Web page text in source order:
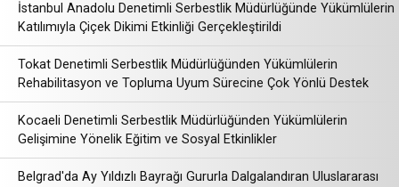
İstanbul Anadolu Denetimli Serbestlik Müdürlüğünde Yükümlülerin
Katılımıyla Çiçek Dikimi Etkinliği Gerçekleştirildi
Tokat Denetimli Serbestlik Müdürlüğünden Yükümlülerin
Rehabilitasyon ve Topluma Uyum Sürecine Çok Yönlü Destek
Kocaeli Denetimli Serbestlik Müdürlüğünden Yükümlülerin
Gelişimine Yönelik Eğitim ve Sosyal Etkinlikler
Belgrad'da Ay Yıldızlı Bayrağı Gururla Dalgalandıran Uluslararası